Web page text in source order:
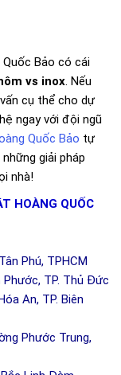
Bảo có cái
vs inox. Nếu
cụ thể cho dự
ngay với đội ngũ
Quốc Bảo tự
giải pháp
nhà!
HOÀNG QUỐC
Phú, TPHCM
Phước, TP. Thủ Đức
An, TP. Biên
Phước Trung,